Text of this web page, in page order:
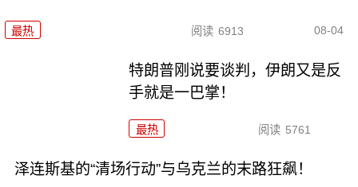
最热 阅读 6913 08-04
特朗普刚说要谈判，伊朗又是反
手就是一巴掌！
最热 阅读 5761
泽连斯基的“清场行动”与乌克兰的末路狂飙！